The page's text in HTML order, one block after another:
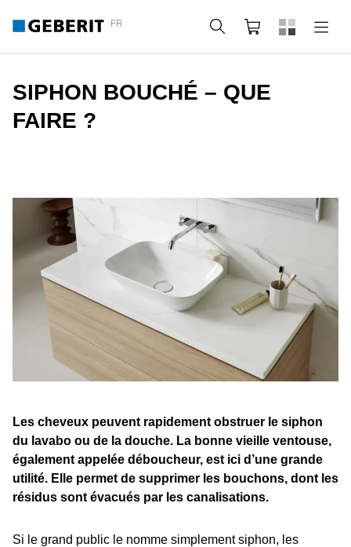
FR Rechercher
Panier
SIPHON BOUCHÉ – QUE
FAIRE ?
Les cheveux peuvent rapidement obstruer le siphon
du lavabo ou de la douche. La bonne vieille ventouse,
également appelée déboucheur, est ici d’une grande
utilité. Elle permet de supprimer les bouchons, dont les
résidus sont évacués par les canalisations.
Si le grand public le nomme simplement siphon, les